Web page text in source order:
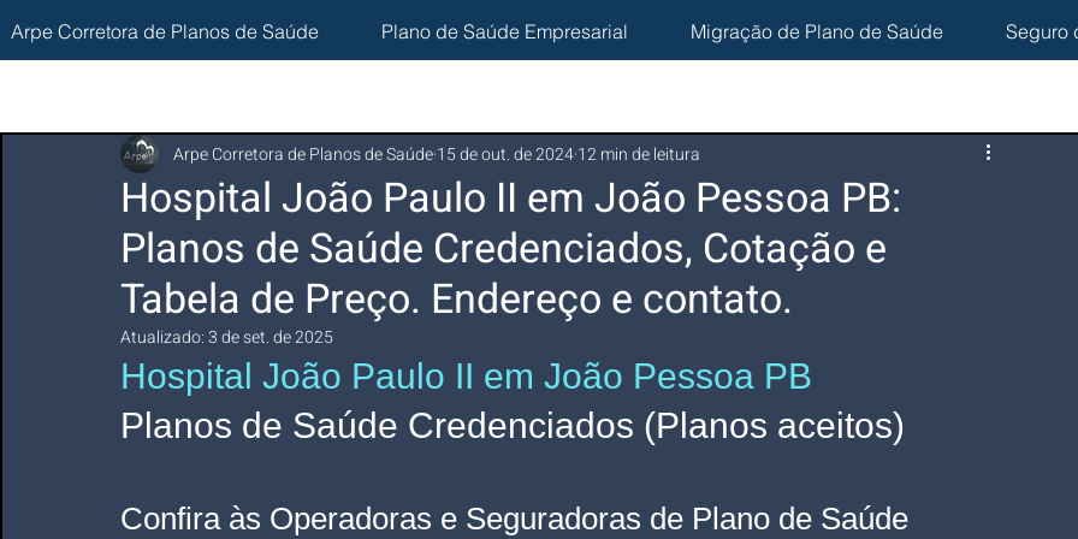
Arpe Corretora de Planos de Saúde Plano de Saúde Empresarial Migração de Plano de Saúde Seguro
Hospital João Paulo II em João Pessoa PB:
Planos de Saúde Credenciados, Cotação e
Tabela de Preço. Endereço e contato.
Arpe Corretora de Planos de Saúde15 de out. de 202412 min de leitura
Atualizado:3 de set. de 2025
Hospital João Paulo II em João Pessoa PB
Planos de Saúde Credenciados (Planos aceitos)
Confira às Operadoras e Seguradoras de Plano de Saúde